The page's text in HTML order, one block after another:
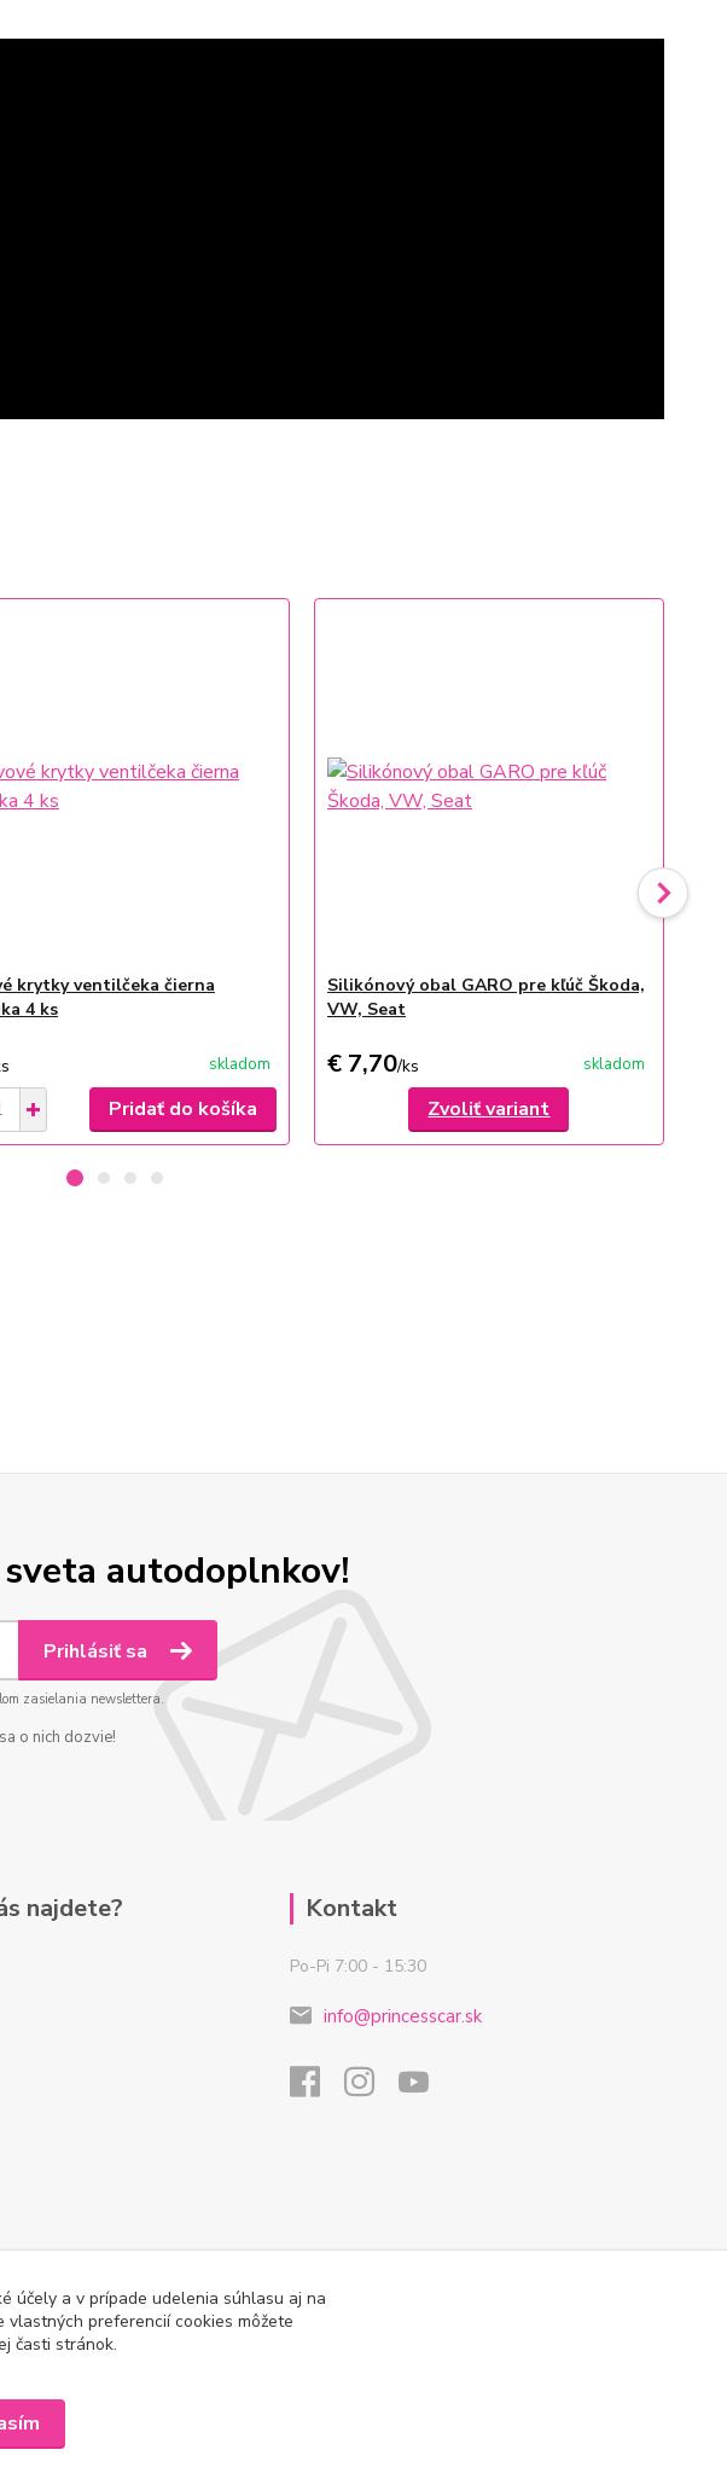
krytky ventilčeka čierna
4 ks
skladom
Pridať do košíka
Silikónový obal GARO pre kľúč Škoda,
VW, Seat
€ 7,70/ks skladom
Zvoliť variant
autodoplnkov!
Prihlásiť sa
zasielania newslettera.
o nich dozvie!
najdete? Kontakt
Po-Pi 7:00 - 15:30
info@princesscar.sk
účely a v prípade udelenia súhlasu aj na
vlastných preferencií cookies môžete
časti stránok.